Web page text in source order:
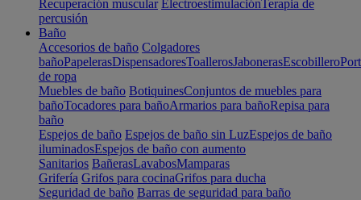
Recuperación muscular ElectroestimulaciónTerapia de
percusión
Baño
Accesorios de baño Colgadores
bañoPapelerasDispensadoresToallerosJabonerasEscobillero
de ropa
Muebles de baño BotiquinesConjuntos de muebles para
bañoTocadores para bañoArmarios para bañoRepisa para
baño
Espejos de baño Espejos de baño sin LuzEspejos de baño
iluminadosEspejos de baño con aumento
Sanitarios BañerasLavabosMamparas
Grifería Grifos para cocinaGrifos para ducha
Seguridad de baño Barras de seguridad para baño